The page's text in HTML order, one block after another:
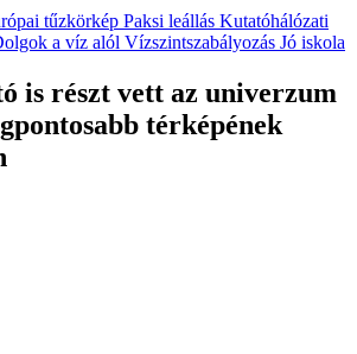
tűzkörkép Paksi leállás Kutatóhálózati
a víz alól Vízszintszabályozás Jó iskola
is részt vett az univerzum
térképének